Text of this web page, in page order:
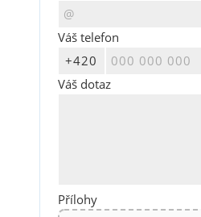
Váš telefon
Váš dotaz
Přílohy